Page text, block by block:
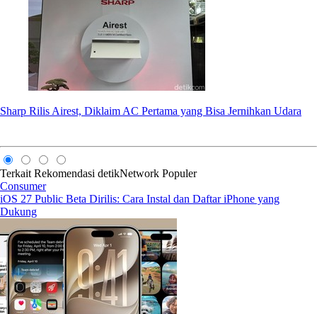
Sharp Rilis Airest, Diklaim AC Pertama yang Bisa Jernihkan Udara
Terkait Rekomendasi detikNetwork Populer
Consumer
iOS 27 Public Beta Dirilis: Cara Instal dan Daftar iPhone yang
Dukung